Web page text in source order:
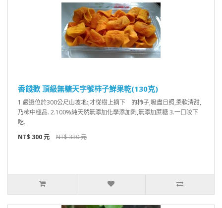
香餞歡 頂級無糖天字號柿子鮮果乾(130克)
1.嚴選位於300公尺山坡地:;才從樹上摘下 的柿子,吸盡日照,柔軟清甜,
乃柿中極品. 2.100%純天然無添加化學添加劑,無添加蔗糖 3.一口咬下
吃..
NT$ 300 元
NT$ 330 元